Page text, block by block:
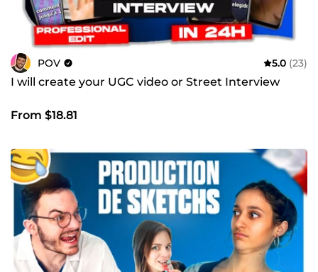
POV 5.0 (23)
I will create your UGC video or Street Interview
From $18.81